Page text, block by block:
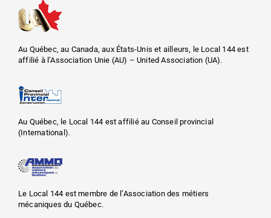
Au Québec, au Canada, aux États-Unis et ailleurs, le Local 144 est
affilié à l’Association Unie (AU) – United Association (UA).
Au Québec, le Local 144 est affilié au Conseil provincial
(International).
Le Local 144 est membre de l’Association des métiers
mécaniques du Québec.